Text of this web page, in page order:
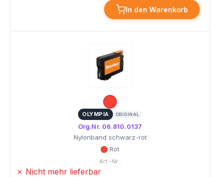
In den Warenkorb
OLYMPIA ORIGINAL
Org.Nr. 06.810.0137
Nylonband schwarz-rot
Rot
Art.-Nr.:
✗ Nicht mehr lieferbar